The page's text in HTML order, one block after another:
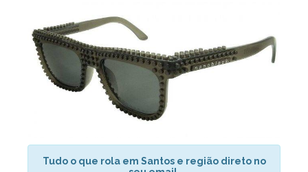
Tudo o que rola em Santos e região direto no